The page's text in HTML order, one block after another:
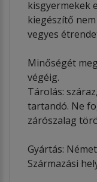
kisgyermekek
kiegészítő
vegyes
Minőségét
végéig.
Tárolás:
tartandó. Ne
zárószalag
Gyártás:
Származási